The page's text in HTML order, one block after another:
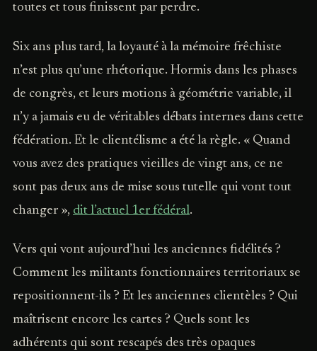
toutes et tous finissent par perdre.
Six ans plus tard, la loyauté à la mémoire frêchiste
n’est plus qu’une rhétorique. Hormis dans les phases
de congrès, et leurs motions à géométrie variable, il
n’y a jamais eu de véritables débats internes dans cette
fédération. Et le clientélisme a été la règle. « Quand
vous avez des pratiques vieilles de vingt ans, ce ne
sont pas deux ans de mise sous tutelle qui vont tout
changer », dit l’actuel 1er fédéral.
Vers qui vont aujourd’hui les anciennes fidélités ?
Comment les militants fonctionnaires territoriaux se
repositionnent-ils ? Et les anciennes clientèles ? Qui
maîtrisent encore les cartes ? Quels sont les
adhérents qui sont rescapés des très opaques